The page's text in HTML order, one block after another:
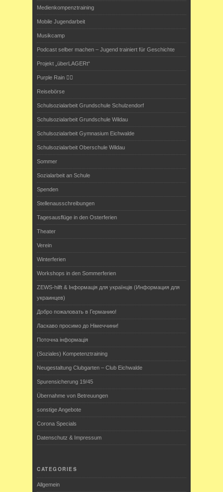
Medienkompenztraining
Mobile Jugendarbeit
Musikcamp
Podcast selber machen – Jugend trainiert für Geschichte
Projekt „überLAGERt“
Purple Rain 🏳️‍🌈
Reisebörse
Schulsozialarbeit Grundschule Schulzendorf
Schulsozialarbeit Grundschule Wildau
Schulsozialarbeit Gymnasium Eichwalde
Schulsozialarbeit Oberschule Wildau
Sommer
Sozialarbeit an Schule
Spenden
Stellenausschreibungen
Tagesausflüge in den Osterferien
Theater
Verein
Winterferien
Workshops in den Sommerferien
ZEWS-hilft & Інформація для українців (Информация для
украинцев)
Добро пожаловать в Германию!
Ласкаво просимо до Німеччини!
Поточна інформація
(Soziales) Kompetenztraining
Neugestaltung Clubgarten – Club Eichwalde
Spurensicherung 19/45
Übernahme von Betreuungen
sonstige Angebote
Corona Specials
Datenschutz & Impressum
CATEGORIES
Allgemein